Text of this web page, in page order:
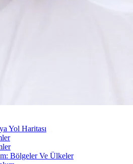
Yol Haritası
Bölgeler Ve Ülkeler